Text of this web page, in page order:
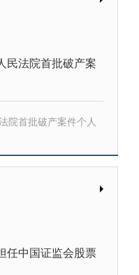
民法院首批破产案
院首批破产案件个人
任中国证监会股票